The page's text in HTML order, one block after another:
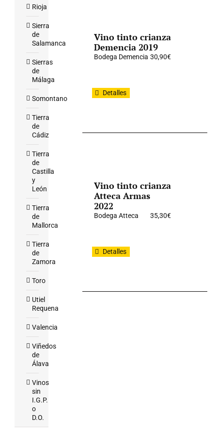
Vino tinto crianza
Demencia 2019
Bodega Demencia 30,90€
Detalles
Vino tinto crianza
Atteca Armas
2022
Bodega Atteca 35,30€
Detalles
Rioja
Sierra
de
Salamanca
Sierras
de
Málaga
Somontano
Tierra
de
Cádiz
Tierra
de
Castilla
y
León
Tierra
de
Mallorca
Tierra
de
Zamora
Toro
Utiel
Requena
Valencia
Viñedos
de
Álava
Vinos
sin
I.G.P.
o
D.O.